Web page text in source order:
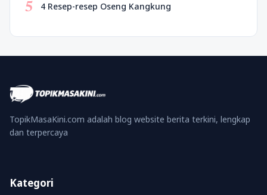
5 4 Resep-resep Oseng Kangkung
TopikMasaKini.com adalah blog website berita terkini, lengkap
dan terpercaya
Kategori